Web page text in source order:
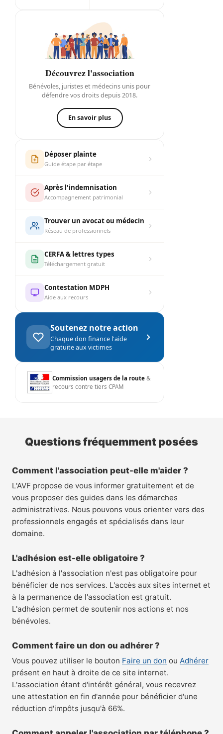
Découvrez l'association
Bénévoles, juristes et médecins unis pour
défendre vos droits depuis 2018.
En savoir plus
Déposer plainte
Guide étape par étape
Après l'indemnisation
Accompagnement patrimonial
Trouver un avocat ou médecin
Réseau de professionnels
CERFA & lettres types
Téléchargement gratuit
Contestation MDPH
Aide aux recours
Soutenez notre action
Chaque don finance l'aide
gratuite aux victimes
Commission usagers de la route &
recours contre tiers CPAM
Questions fréquemment posées
Comment l'association peut-elle m'aider ?
L'AVF propose de vous informer gratuitement et de
vous proposer des guides dans les démarches
administratives. Nous pouvons vous orienter vers des
professionnels engagés et spécialisés dans leur
domaine.
L'adhésion est-elle obligatoire ?
L'adhésion à l'association n'est pas obligatoire pour
bénéficier de nos services. L'accès aux sites internet et
à la permanence de l'association est gratuit.
L'adhésion permet de soutenir nos actions et nos
bénévoles.
Comment faire un don ou adhérer ?
Vous pouvez utiliser le bouton Faire un don ou Adhérer
présent en haut à droite de ce site internet.
L'association étant d'intérêt général, vous recevrez
une attestation en fin d'année pour bénéficier d'une
réduction d'impôts jusqu'à 66%.